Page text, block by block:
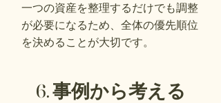
一つの資産を整理するだけでも調整
が必要になるため、全体の優先順位
を決めることが大切です。
6. 事例から考える